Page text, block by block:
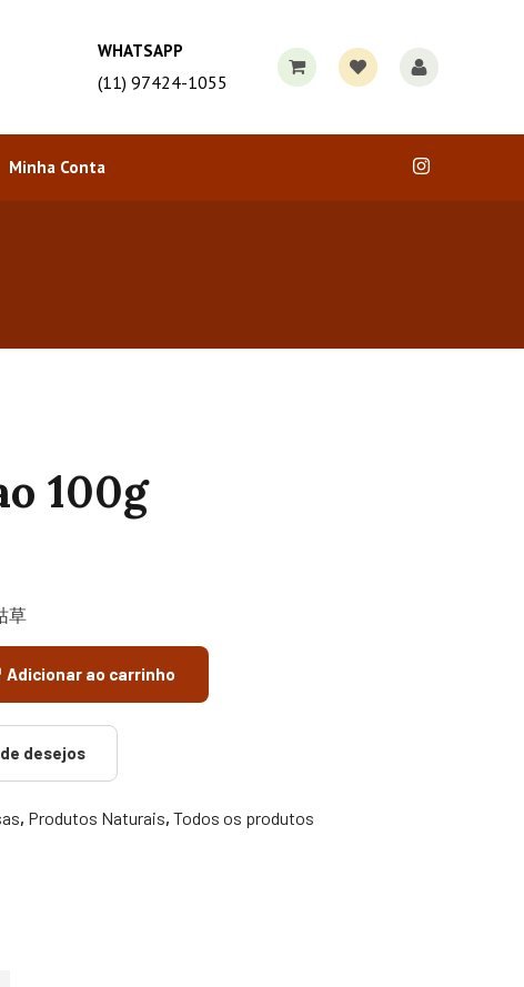
WHATSAPP
(11) 97424-1055
Minha Conta
100g
草
Adicionar ao carrinho
desejos
, Produtos Naturais, Todos os produtos